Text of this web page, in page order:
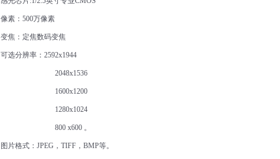
像素： 500万像素
变焦：定焦数码变焦
可选分辨率： 2592x1944
2048x1536
1600x1200
1280x1024
800 x600 。
图片格式： JPEG ， TIFF ， BMP等。